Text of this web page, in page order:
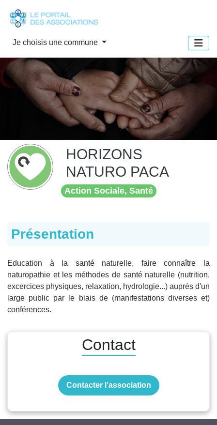
Je choisis une commune
HORIZONS
NATURO PACA
Action Sociale, Santé
Présentation
Education à la santé naturelle, faire connaître la
naturopathie et les méthodes de santé naturelle (nutrition,
excercices physiques, relaxation, hydrologie...) auprès d'un
large public par le biais de (manifestations diverses et)
conférences.
Contact
Contacter l’association